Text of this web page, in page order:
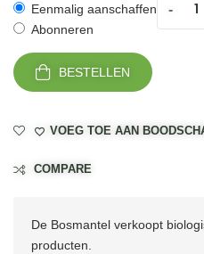
Eenmalig aanschaffen
Abonneren
-
BESTELLEN
VOEG TOE AAN
COMPARE
De Bosmantel verkoopt
producten.